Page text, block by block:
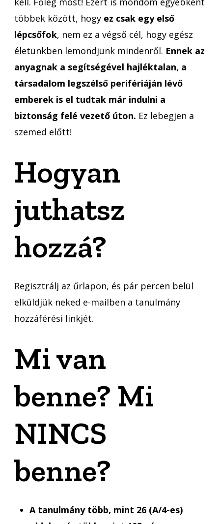
többek között, hogy ez csak egy első
lépcsőfok, nem ez a végső cél, hogy egész
életünkben lemondjunk mindenről. Ennek az
anyagnak a segítségével hajléktalan, a
társadalom legszélső perifériáján lévő
emberek is el tudtak már indulni a
biztonság felé vezető úton. Ez lebegjen a
szemed előtt!
Hogyan
juthatsz
hozzá?
Regisztrálj az űrlapon, és pár percen belül
elküldjük neked e-mailben a tanulmány
hozzáférési linkjét.
Mi van
benne? Mi
NINCS
benne?
A tanulmány több, mint 26 (A/4-es)